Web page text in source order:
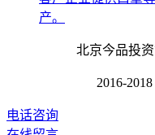
产。
北京今品投
2016-
电话咨询